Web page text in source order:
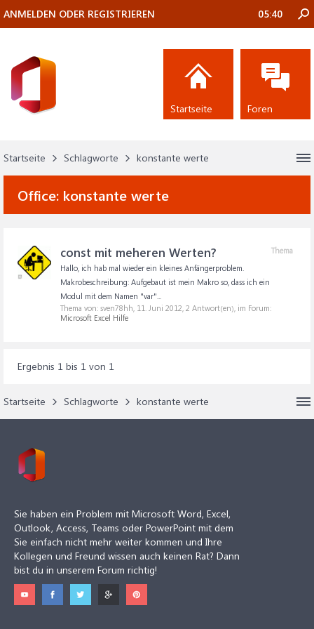
Startseite Schlagworte konstante werte
Office: konstante werte
Thema
const mit meheren Werten?
Hallo, ich hab mal wieder ein kleines Anfängerproblem.
Makrobeschreibung: Aufgebaut ist mein Makro so, dass ich ein
Modul mit dem Namen "var"...
Thema von: sven78hh, 11. Juni 2012, 2 Antwort(en), im Forum:
Microsoft Excel Hilfe
Ergebnis 1 bis 1 von 1
Startseite Schlagworte konstante werte
ANMELDEN ODER REGISTRIEREN 05:40
Startseite Foren
Sie haben ein Problem mit Microsoft Word, Excel,
Outlook, Access, Teams oder PowerPoint mit dem
Sie einfach nicht mehr weiter kommen und Ihre
Kollegen und Freund wissen auch keinen Rat? Dann
bist du in unserem Forum richtig!